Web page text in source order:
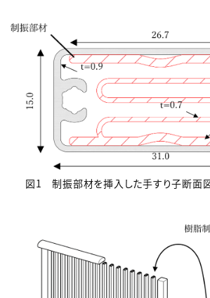
図1 制振部材を挿入した手すり子断面図